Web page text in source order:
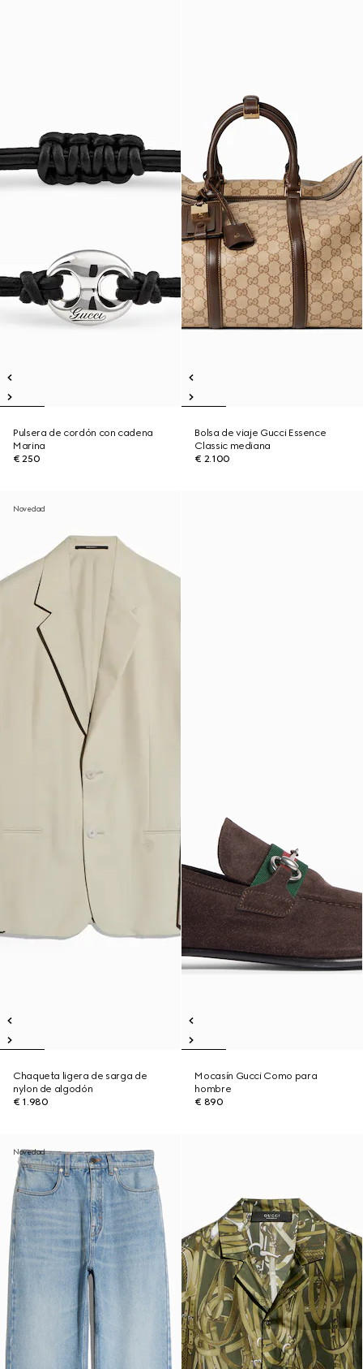
Pulsera de cordón con cadena
Marina
€ 250
Bolsa de viaje Gucci Essence
Classic mediana
€ 2.100
Novedad
Chaqueta ligera de sarga de
nylon de algodón
€ 1.980
Mocasín Gucci Como para
hombre
€ 890
Novedad